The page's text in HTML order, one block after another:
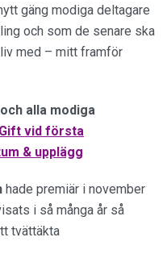
gäng modiga deltagare
och som de senare ska
med – mitt framför
alla modiga
vid första
& upplägg
hade premiär i november
i så många år så
tvättäkta